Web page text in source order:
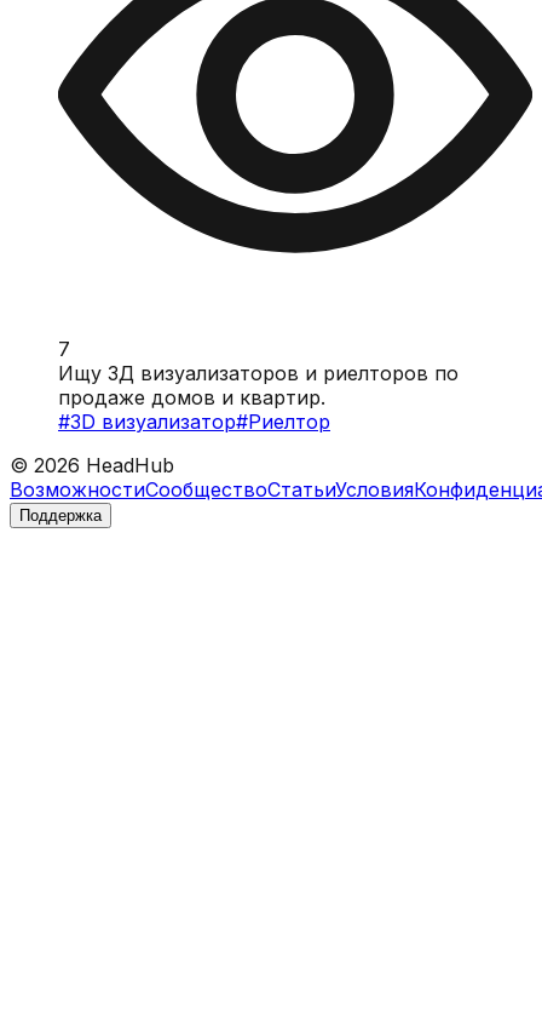
7
Ищу 3Д визуализаторов и риелторов по
продаже домов и квартир.
#3D визуализатор#Риелтор
© 2026 HeadHub
ВозможностиСообществоСтатьиУсловия
Поддержка